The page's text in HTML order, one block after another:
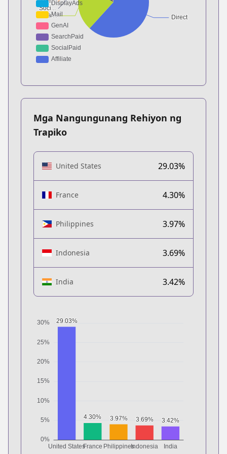
Mga Nangungunang Rehiyon ng
Trapiko
United States 29.03%
France 4.30%
Philippines 3.97%
Indonesia 3.69%
India 3.42%